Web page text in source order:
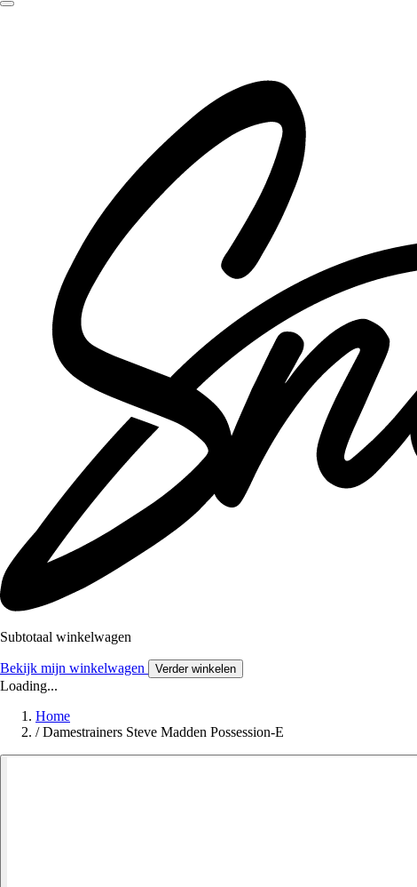
Subtotaal winkelwagen
Bekijk mijn winkelwagen Verder winkelen
Loading...
Home
/ Damestrainers Steve Madden Possession-E